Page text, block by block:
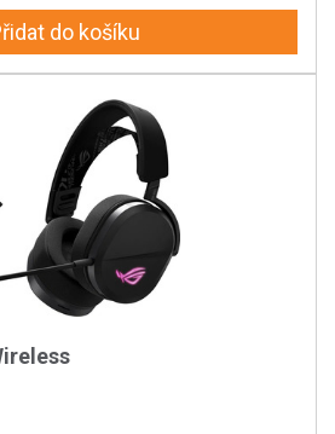
do košíku